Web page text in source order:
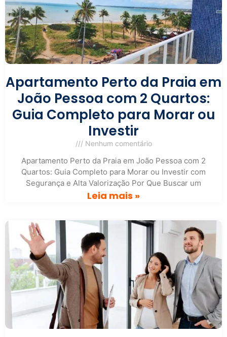
Apartamento Perto da Praia em
João Pessoa com 2 Quartos:
Guia Completo para Morar ou
Investir
Nenhum comentário
Apartamento Perto da Praia em João Pessoa com 2
Quartos: Guia Completo para Morar ou Investir com
Segurança e Alta Valorização Por Que Buscar um
Leia mais »